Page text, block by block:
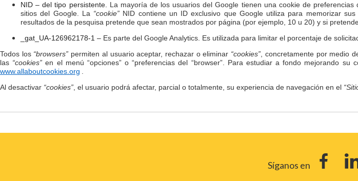
NID – del tipo persistente. La mayoría de los usuarios del Google tienen una cookie de
sitios del Google. La “cookie” NID contiene un ID exclusivo que Google utiliza para memorizar
resultados de la pesquisa pretende que sean mostrados por página (por ejemplo, 10 u 20) y si
_gat_UA-126962178-1 – Es parte del Google Analytics. Es utilizada para limitar el porcentaje de
Todos los “browsers” permiten al usuario aceptar, rechazar o eliminar “cookies” , concretamente por medio
las “cookies” en el menú “opciones” o “preferencias del “browser”. Para estudiar a fondo mejorando su
www.allaboutcookies.org
Al desactivar “cookies” , el usuario podrá afectar, parcial o totalmente, su experiencia de navegación en el
Síganos en